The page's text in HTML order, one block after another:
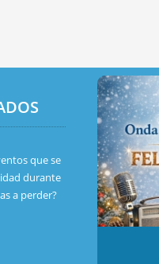
que se
durante
a perder?